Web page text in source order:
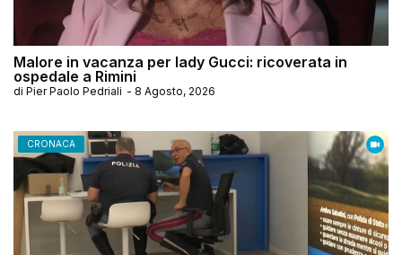
Malore in vacanza per lady Gucci: ricoverata in
ospedale a Rimini
di Pier Paolo Pedriali - 8 Agosto, 2026
CRONACA